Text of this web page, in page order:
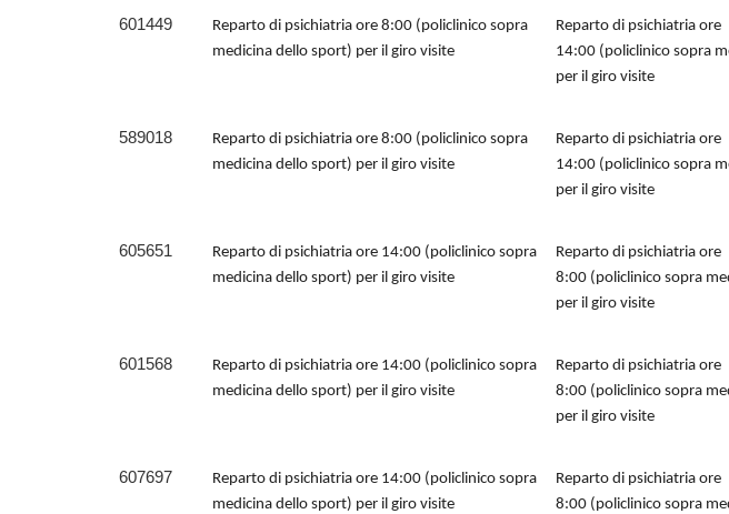
601449
Reparto di psichiatria ore 8:00 (policlinico sopra
medicina dello sport) per il giro visite
Reparto di psichiatria ore
14:00 (policlinico sopra
per il giro visite
589018
Reparto di psichiatria ore 8:00 (policlinico sopra
medicina dello sport) per il giro visite
Reparto di psichiatria ore
14:00 (policlinico sopra
per il giro visite
605651
Reparto di psichiatria ore 14:00 (policlinico sopra
medicina dello sport) per il giro visite
Reparto di psichiatria ore
8:00 (policlinico sopra
per il giro visite
601568
Reparto di psichiatria ore 14:00 (policlinico sopra
medicina dello sport) per il giro visite
Reparto di psichiatria ore
8:00 (policlinico sopra
per il giro visite
607697
Reparto di psichiatria ore 14:00 (policlinico sopra
medicina dello sport) per il giro visite
Reparto di psichiatria ore
8:00 (policlinico sopra